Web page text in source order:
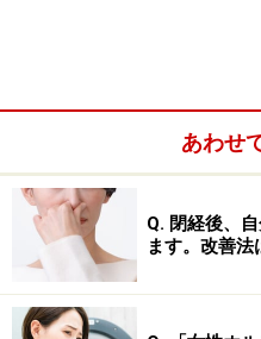
リン製剤」があります。
あわせ
Q. 閉経後、
ます。改善法